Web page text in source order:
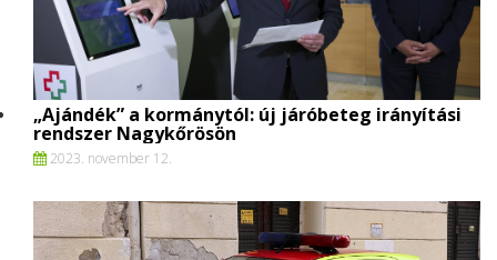
„Ajándék” a kormánytól: új járóbeteg irányítási
rendszer Nagykőrösön
2023. november 12.